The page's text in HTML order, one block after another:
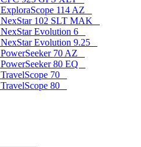
114 AZ
102 SLT MAK
Evolution 6
Evolution 9.25
70 AZ
80 EQ
70
80